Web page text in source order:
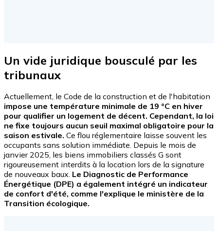
Un vide juridique bousculé par les
tribunaux
Actuellement, le Code de la construction et de l'habitation
impose une température minimale de 19 °C en hiver
pour qualifier un logement de décent. Cependant, la loi
ne fixe toujours aucun seuil maximal obligatoire pour la
saison estivale. Ce flou réglementaire laisse souvent les
occupants sans solution immédiate. Depuis le mois de
janvier 2025, les biens immobiliers classés G sont
rigoureusement interdits à la location lors de la signature
de nouveaux baux. Le Diagnostic de Performance
Énergétique (DPE) a également intégré un indicateur
de confort d'été, comme l'explique le ministère de la
Transition écologique.